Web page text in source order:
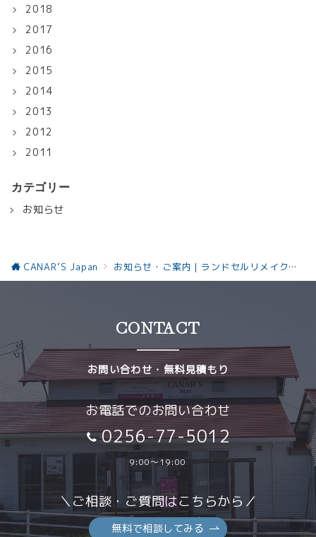
2018
2017
2016
2015
2014
2013
2012
2011
カテゴリー
お知らせ
CANAR’S Japan お知らせ・ご案内｜ランドセルリメイクと革製品の最新情報お知らせ
CONTACT
お問い合わせ・無料見積もり
お電話でのお問い合わせ
0256-77-5012
9:00～19:00
＼ご相談・ご質問はこちらから／
無料で相談してみる